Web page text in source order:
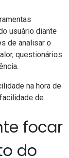
usuário diante
de analisar o
questionários
na hora de
de
focar
do